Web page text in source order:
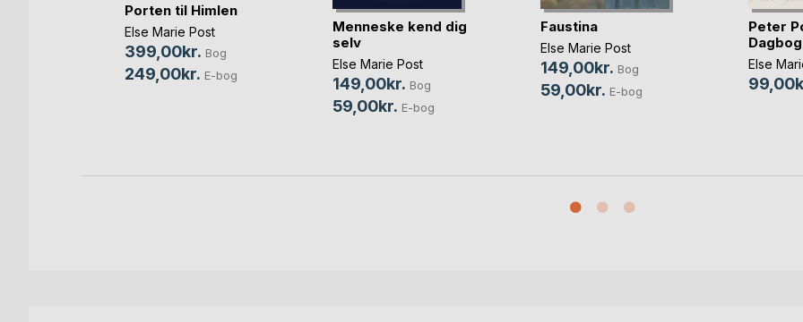
Porten til Himlen
Else Marie Post
399,00kr. Bog
249,00kr. E-bog
Menneske kend dig
selv
Else Marie Post
149,00kr. Bog
59,00kr. E-bog
Faustina
Else Marie Post
149,00kr. Bog
59,00kr. E-bog
Peter
Dagbog
Else